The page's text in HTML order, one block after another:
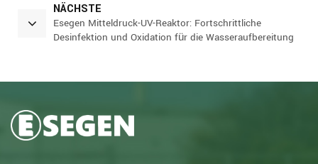
NÄCHSTE
Esegen Mitteldruck-UV-Reaktor: Fortschrittliche
Desinfektion und Oxidation für die Wasseraufbereitung